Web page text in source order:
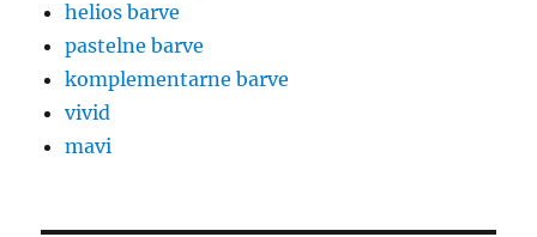
helios barve
pastelne barve
komplementarne barve
vivid
mavi